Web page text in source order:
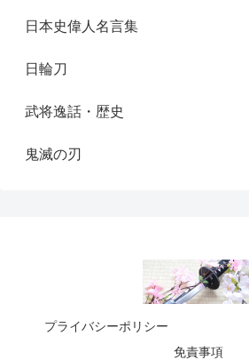
日本史偉人名言集
日輪刀
武将逸話・歴史
鬼滅の刃
プライバシーポリシー
免責事項